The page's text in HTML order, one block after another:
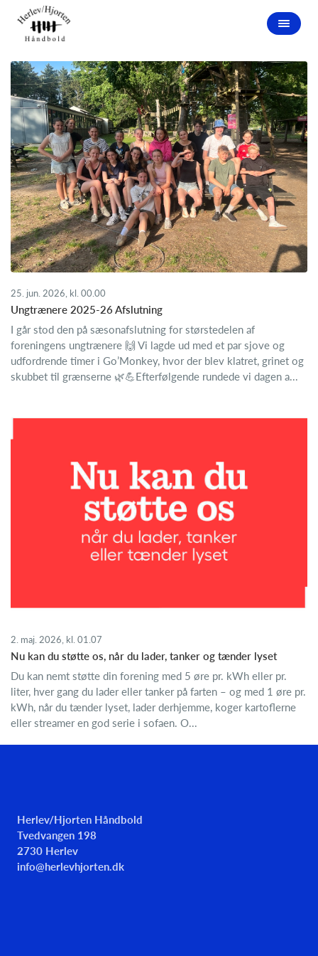
25. jun. 2026, kl. 00.00
Ungtrænere 2025-26 Afslutning
I går stod den på sæsonafslutning for størstedelen af
foreningens ungtrænere 🙌 Vi lagde ud med et par sjove og
udfordrende timer i Go’Monkey, hvor der blev klatret, grinet og
skubbet til grænserne 🌿💪Efterfølgende rundede vi dagen a...
2. maj. 2026, kl. 01.07
Nu kan du støtte os, når du lader, tanker og tænder lyset
Du kan nemt støtte din forening med 5 øre pr. kWh eller pr.
liter, hver gang du lader eller tanker på farten – og med 1 øre pr.
kWh, når du tænder lyset, lader derhjemme, koger kartoflerne
eller streamer en god serie i sofaen. O...
Herlev/Hjorten Håndbold
Tvedvangen 198
2730 Herlev
info@herlevhjorten.dk